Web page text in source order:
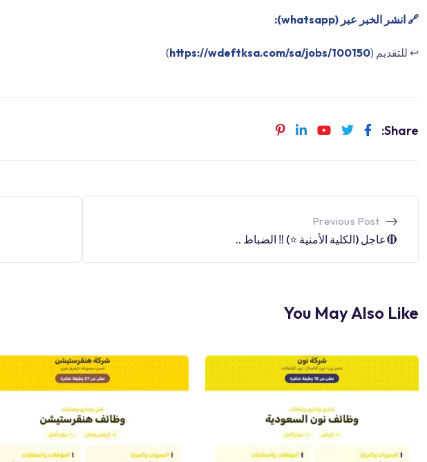
🔗 انشر الخبر عبر (whatsapp):
↩️ للتقديم (https://wdeftksa.com/sa/jobs/100150
)
Share:
Previous Post
🔴عاجل (الكلية الأمنية ⭐️) ‼️ الضباط ..
You May Also Like